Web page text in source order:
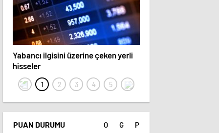
Yabancı ilgisini üzerine çeken yerli
hisseler
PUAN DURUMU O G P